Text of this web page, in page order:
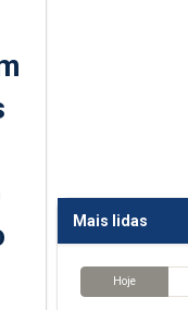
Mais lidas
Hoje